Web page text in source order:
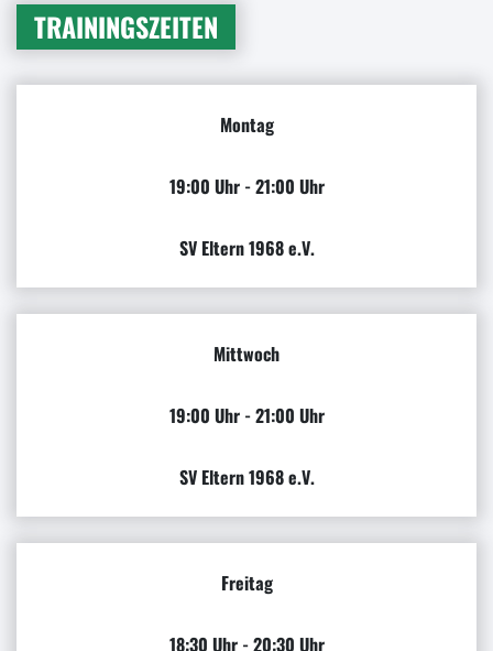
TRAININGSZEITEN
Montag
19:00 Uhr - 21:00 Uhr
SV Eltern 1968 e.V.
Mittwoch
19:00 Uhr - 21:00 Uhr
SV Eltern 1968 e.V.
Freitag
18:30 Uhr - 20:30 Uhr